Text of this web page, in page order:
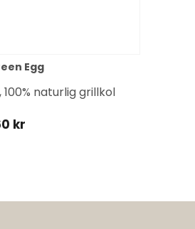
Egg
100% naturlig grillkol
kr